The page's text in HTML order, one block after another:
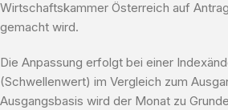
Wirtschaftskammer Österreich auf
gemacht wird.
Die Anpassung erfolgt bei einer
(Schwellenwert) im Vergleich zum
Ausgangsbasis wird der Monat zu